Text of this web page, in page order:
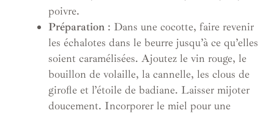
poivre.
Préparation : Dans une cocotte, faire revenir
les échalotes dans le beurre jusqu’à ce qu’elles
soient caramélisées. Ajoutez le vin rouge, le
bouillon de volaille, la cannelle, les clous de
girofle et l’étoile de badiane. Laisser mijoter
doucement. Incorporer le miel pour une